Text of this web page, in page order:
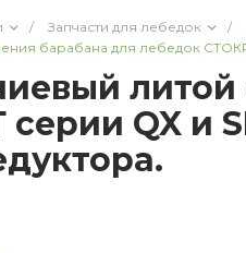
/ Запчасти для лебедок
/
барабана для лебедок
QX и